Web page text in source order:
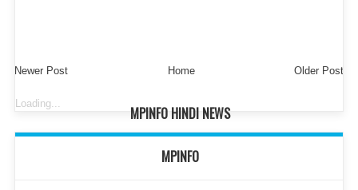
Newer Post Older Post
Home
MPINFO HINDI NEWS
Loading...
MPINFO